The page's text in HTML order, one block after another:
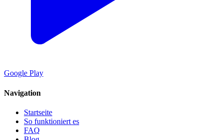
Google Play
Navigation
Startseite
So funktioniert es
FAQ